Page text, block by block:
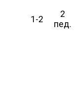
1-2
2
пед.